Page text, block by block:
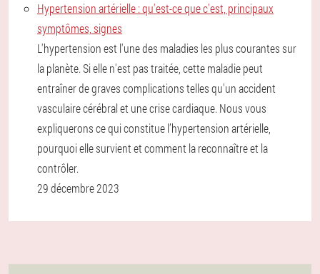
Hypertension artérielle : qu'est-ce que c'est, principaux
symptômes, signes
L'hypertension est l'une des maladies les plus courantes sur
la planète. Si elle n'est pas traitée, cette maladie peut
entraîner de graves complications telles qu'un accident
vasculaire cérébral et une crise cardiaque. Nous vous
expliquerons ce qui constitue l’hypertension artérielle,
pourquoi elle survient et comment la reconnaître et la
contrôler.
29 décembre 2023